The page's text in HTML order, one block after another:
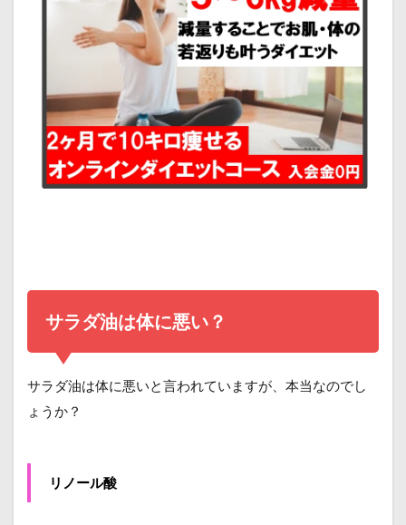
サラダ油は体に悪い？
サラダ油は体に悪いと言われていますが、本当なのでし
ょうか？
リノール酸